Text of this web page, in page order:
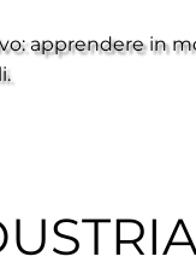
apprendere in